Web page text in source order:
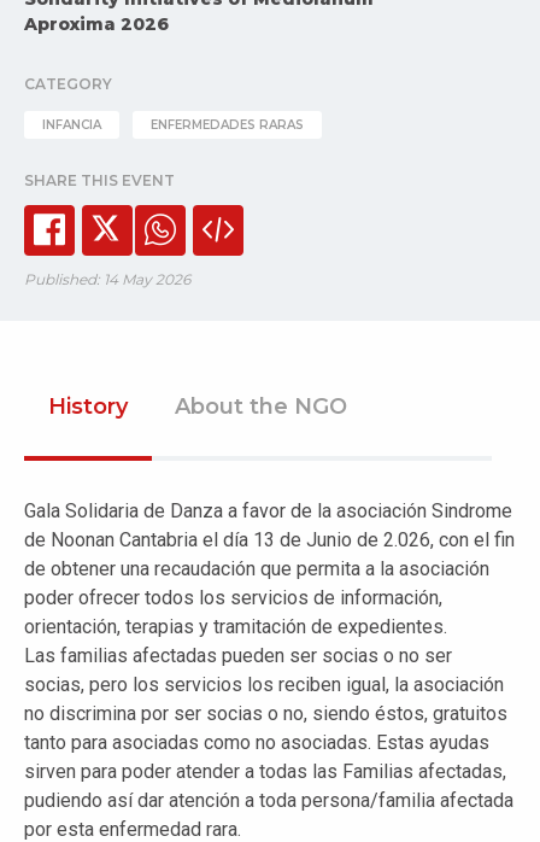
Aproxima 2026
CATEGORY
INFANCIA ENFERMEDADES RARAS
SHARE THIS EVENT
Published: 14 May 2026
History About the NGO
Gala Solidaria de Danza a favor de la asociación Sindrome
de Noonan Cantabria el día 13 de Junio de 2.026, con el fin
de obtener una recaudación que permita a la asociación
poder ofrecer todos los servicios de información,
orientación, terapias y tramitación de expedientes.
Las familias afectadas pueden ser socias o no ser
socias, pero los servicios los reciben igual, la asociación
no discrimina por ser socias o no, siendo éstos, gratuitos
tanto para asociadas como no asociadas. Estas ayudas
sirven para poder atender a todas las Familias afectadas,
pudiendo así dar atención a toda persona/familia afectada
por esta enfermedad rara.